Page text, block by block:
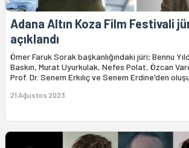
Adana Altın Koza Film Festivali
açıklandı
Ömer Faruk Sorak başkanlığındaki jüri; Bennu
Baskın, Murat Uyurkulak, Nefes Polat, Özcan
Prof. Dr. Senem Erkılıç ve Senem Erdine'den
21 Ağustos 2023